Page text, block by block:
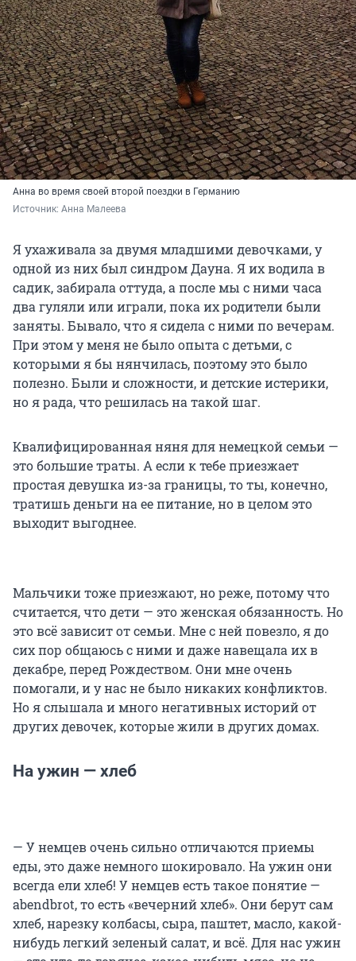
Анна во время своей второй поездки в Германию
Источник: Анна Малеева
Я ухаживала за двумя младшими девочками, у
одной из них был синдром Дауна. Я их водила в
садик, забирала оттуда, а после мы с ними часа
два гуляли или играли, пока их родители были
заняты. Бывало, что я сидела с ними по вечерам.
При этом у меня не было опыта с детьми, с
которыми я бы нянчилась, поэтому это было
полезно. Были и сложности, и детские истерики,
но я рада, что решилась на такой шаг.
Квалифицированная няня для немецкой семьи —
это большие траты. А если к тебе приезжает
простая девушка из-за границы, то ты, конечно,
тратишь деньги на ее питание, но в целом это
выходит выгоднее.
Мальчики тоже приезжают, но реже, потому что
считается, что дети — это женская обязанность. Но
это всё зависит от семьи. Мне с ней повезло, я до
сих пор общаюсь с ними и даже навещала их в
декабре, перед Рождеством. Они мне очень
помогали, и у нас не было никаких конфликтов.
Но я слышала и много негативных историй от
других девочек, которые жили в других домах.
На ужин — хлеб
— У немцев очень сильно отличаются приемы
еды, это даже немного шокировало. На ужин они
всегда ели хлеб! У немцев есть такое понятие —
abendbrot, то есть «вечерний хлеб». Они берут сам
хлеб, нарезку колбасы, сыра, паштет, масло, какой-
нибудь легкий зеленый салат, и всё. Для нас ужин